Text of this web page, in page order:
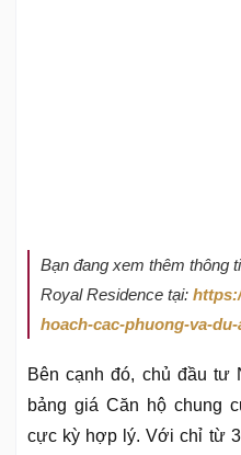
Bạn đang xem thêm thông
Royal Residence tại:
hoach-cac-phuong-va-
Bên cạnh đó, chủ đầu tư
bảng giá Căn hộ chung
cực kỳ hợp lý. Với chỉ từ